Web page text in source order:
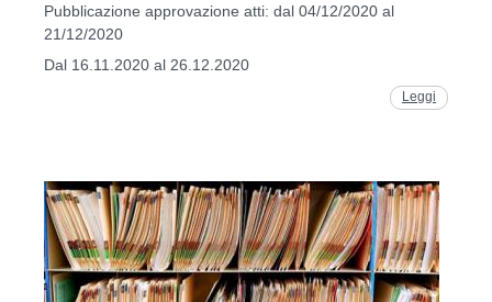
Pubblicazione approvazione atti: dal 04/12/2020 al
21/12/2020
Dal 16.11.2020 al 26.12.2020
Leggi